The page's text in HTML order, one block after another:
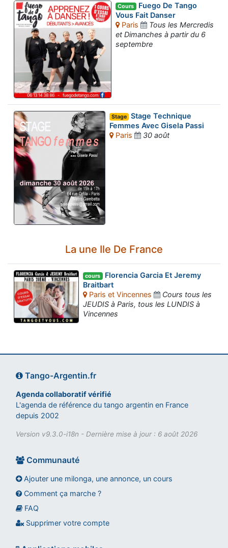
Cours Fuego De Tango
Vous Fait Danser
Paris
Tous les Mercredis
et Dimanches à partir du 6
septembre
Stage
Stage Technique
Femmes Avec Gisela Passi
Paris
30 août
La une Ile De France
cours Florencia Garcia Et Jeremy
Braitbart
Paris et Vincennes
Cours tous les
JEUDIS à Paris, tous les LUNDIS à
Vincennes
Tango-Argentin.fr
Agenda collaboratif vérifié
L'agenda de référence du tango argentin en France
depuis 2002
Version v9.3.0-i18n - Dernière mise à jour : 6 août 2026
Communauté
Ajouter une milonga, une annonce, un cours
Comment ça marche ?
FAQ
Supprimer votre compte
Assistant tango-argentin.fr
Questions sur les milongas, cours et stages